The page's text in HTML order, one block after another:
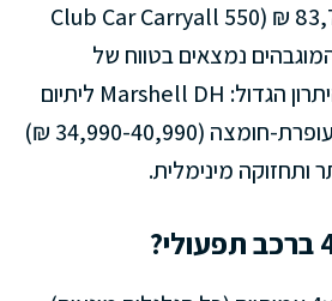
DH-C2 בסיסי) ל-83,780 ₪ (Club Car Carryall 550
נמצאים בטווח של
35,000-45,000 ₪. היתרון הגדול: Marshell DH ליתיום
כמו עופרת-חומצה (34,990-40,990 ₪)
ותחזוקה מינימלית.